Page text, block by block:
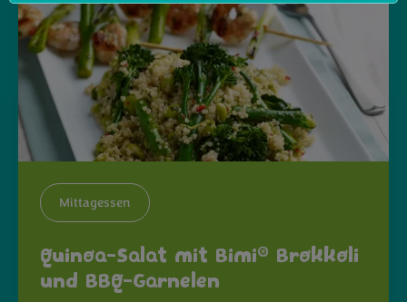
Mittagessen
Quinoa-Salat mit Bimi® Brokkoli
und BBQ-Garnelen